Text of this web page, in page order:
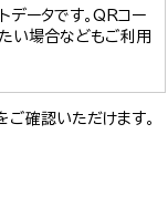
データです。QRコー
い場合などもご利用
確認いただけます。